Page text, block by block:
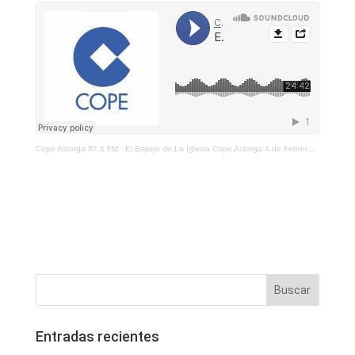
Cope Astorga 87.6 FM· El Espejo de La Iglesia Cope Astorga 4 de Febrero 2022
Entradas recientes